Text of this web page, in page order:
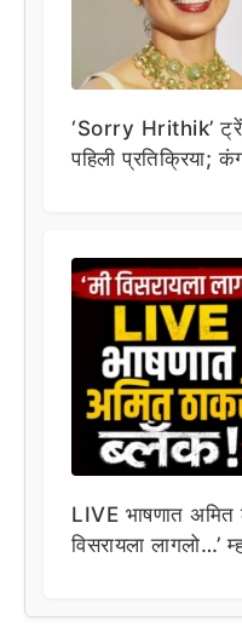
‘Sorry Hrithik’
पहिली प्रतिक्रिया;
LIVE भाषणात
विसरायला